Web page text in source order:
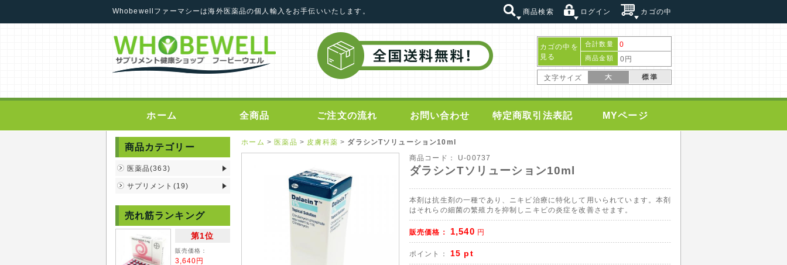
Whobewellファーマシーは海外医薬品の個人輸入をお手伝いいたします。 商品検索 ログイン カゴの中
カゴの中を
見る
合計数量 0
商品金額 0円
文字サイズ
ホーム 全商品 ご注文の流れ お問い合わせ 特定商取引法表記 MYページ
ホーム >医薬品 > 皮膚科薬 > ダラシンTソリューション10ml
商品コード： U-00737
ダラシンTソリューション10ml
本剤は抗生剤の一種であり、ニキビ治療に特化して用いられています。本剤
はそれらの細菌の繁殖力を抑制しニキビの炎症を改善させます。
販売価格： 1,540 円
ポイント： 15 pt
商品カテゴリー
医薬品(363)
サプリメント(19)
売れ筋ランキング
第1位
販売価格：
3,640円